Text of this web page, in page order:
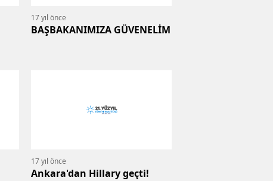
17 yıl önce
BAŞBAKANIMIZA GÜVENELİM
17 yıl önce
Ankara'dan Hillary geçti!